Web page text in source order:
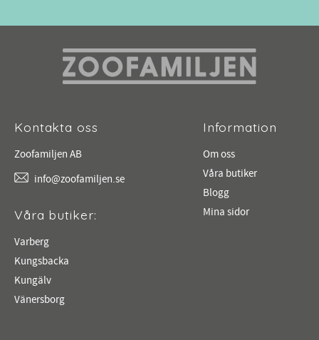
Kontakta oss
Zoofamiljen AB
info@zoofamiljen.se
Våra butiker:
Varberg
Kungsbacka
Kungälv
Vänersborg
Information
Om oss
Våra butiker
Blogg
Mina sidor